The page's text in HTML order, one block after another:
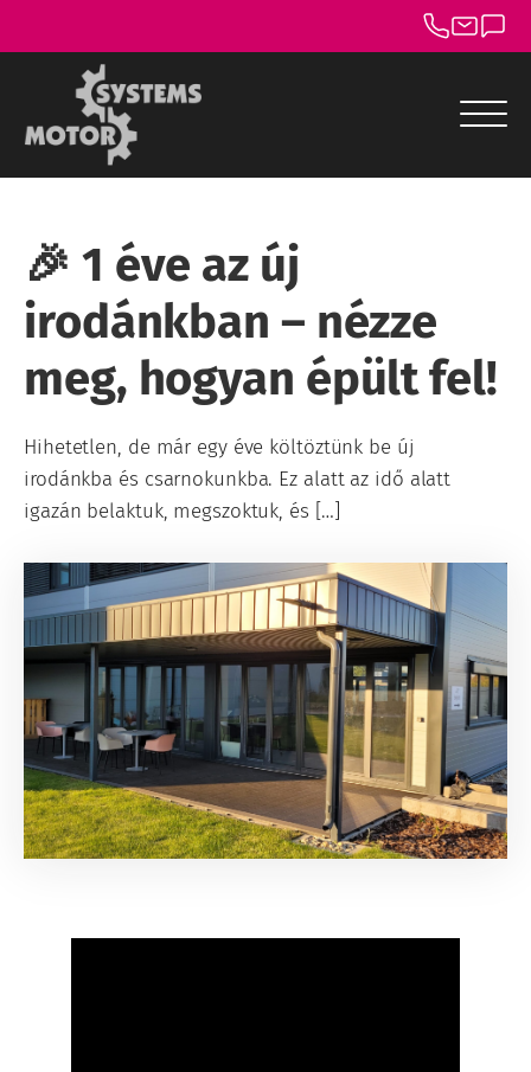
🎉 1 éve az új
irodánkban – nézze
meg, hogyan épült fel!
Hihetetlen, de már egy éve költöztünk be új
irodánkba és csarnokunkba. Ez alatt az idő alatt
igazán belaktuk, megszoktuk, és […]